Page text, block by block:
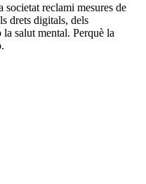
societat reclami mesures de
drets digitals, dels
salut mental. Perquè la